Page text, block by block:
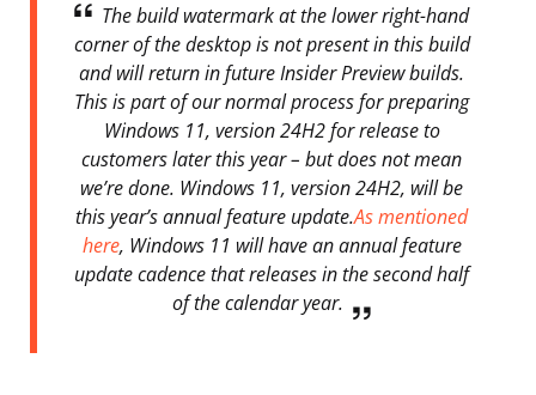
The build watermark at the lower right-hand
corner of the desktop is not present in this build
and will return in future Insider Preview builds.
This is part of our normal process for preparing
Windows 11, version 24H2 for release to
customers later this year – but does not mean
we’re done. Windows 11, version 24H2, will be
this year’s annual feature update.As mentioned
here, Windows 11 will have an annual feature
update cadence that releases in the second half
of the calendar year.